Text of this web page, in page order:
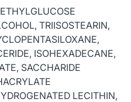
TRIISOSTEARIN,
ISOHEXADECANE,
SACCHARIDE
LECITHIN,